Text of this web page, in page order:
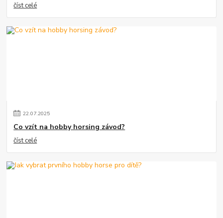
číst celé
22.07.2025
Co vzít na hobby horsing závod?
číst celé